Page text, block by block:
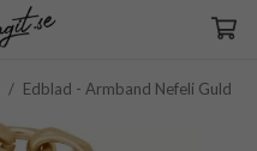
/ Edblad - Armband Nefeli Guld